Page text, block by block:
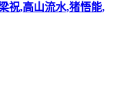
祝,高山流水,猪悟能,